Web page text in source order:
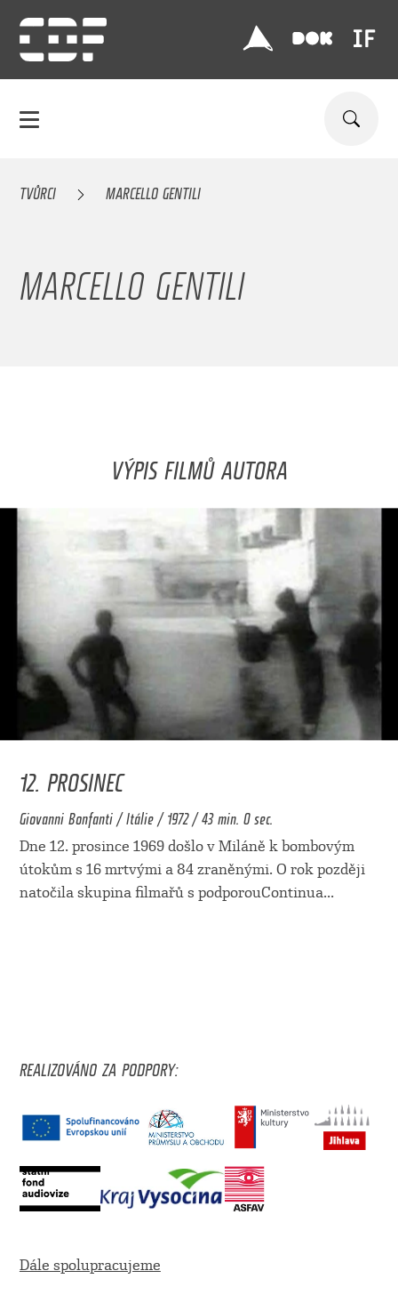
TVŮRCI MARCELLO GENTILI
MARCELLO GENTILI
VÝPIS FILMŮ AUTORA
12. PROSINEC
Giovanni Bonfanti / Itálie / 1972 / 43 min. 0 sec.
Dne 12. prosince 1969 došlo v Miláně k bombovým
útokům s 16 mrtvými a 84 zraněnými. O rok později
natočila skupina filmařů s podporouContinua...
REALIZOVÁNO ZA PODPORY:
Dále spolupracujeme